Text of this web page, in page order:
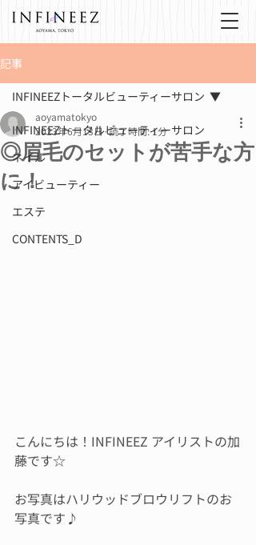
記事
INFINEEZトータルビューティーサロン
ネイル
アイビューティー
エステ
CONTENTS_D
INFINEEZトータルビューティーサロン
◎眉毛のセットが苦手な方
に！
aoyamatokyo
2023年6月13日 読了時間: 1分
こんにちは！INFINEEZ アイリストの加
藤です☆
お写真はハリウッドブロウリフトのお
写真です♪